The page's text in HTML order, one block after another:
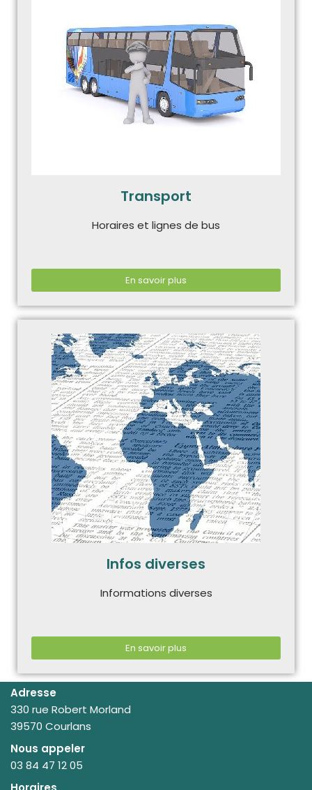
Transport
Horaires et lignes de bus
En savoir plus
Infos diverses
Informations diverses
En savoir plus
Adresse
330 rue Robert Morland
39570 Courlans
Nous appeler
03 84 47 12 05